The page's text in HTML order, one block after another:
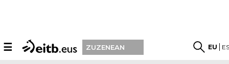
☰ ZUZENEAN EU